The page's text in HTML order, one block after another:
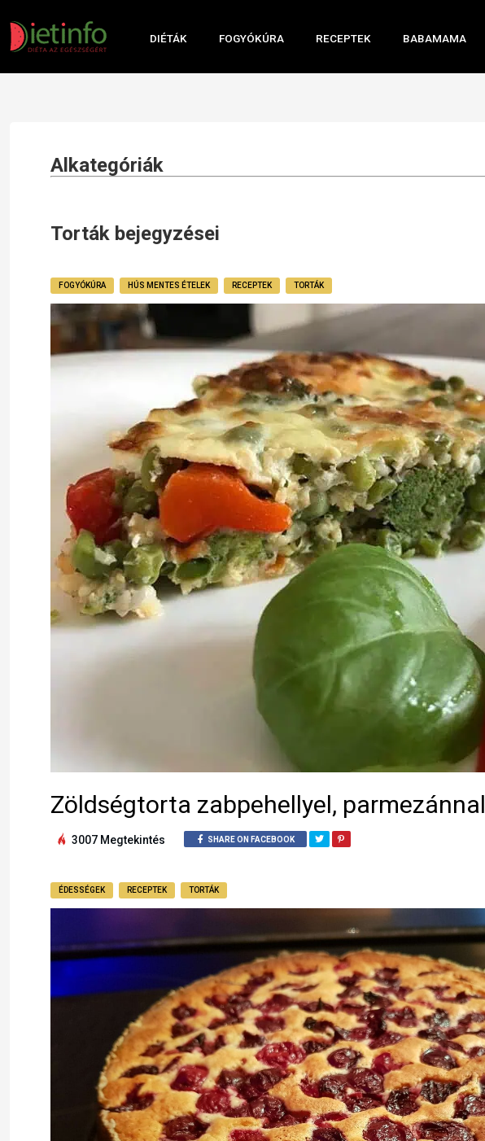
DIÉTÁK FOGYÓKÚRA RECEPTEK BABAMAMA
Alkategóriák
Torták bejegyzései
FOGYÓKÚRA HÚS MENTES ÉTELEK RECEPTEK TORTÁK
Zöldségtorta zabpehellyel, parmezánnal
3007 Megtekintés SHARE ON FACEBOOK
ÉDESSÉGEK RECEPTEK TORTÁK